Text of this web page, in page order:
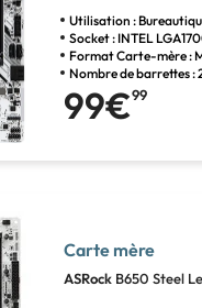
Utilisation :
Socket : INTEL
Format Carte-mère :
Nombre de barrettes :
99€99
Carte mère
ASRock B650 Steel